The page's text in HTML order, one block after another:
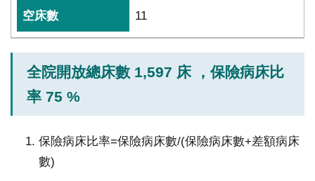
11
全院開放總床數 1,597 床 ，保險病床比
率 75 %
保險病床比率=保險病床數/(保險病床數+差額病床
數)